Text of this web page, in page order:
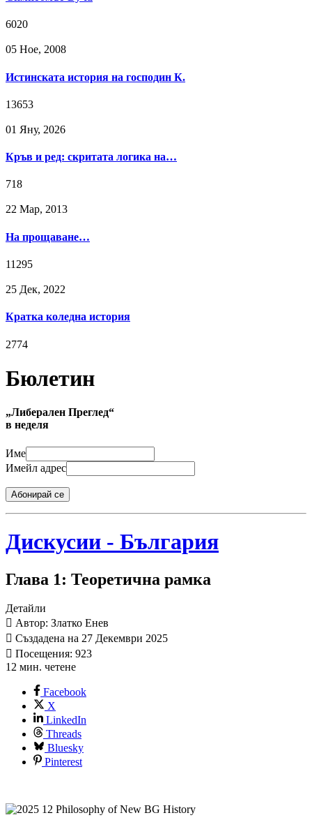
6020
05 Ное, 2008
Истинската история на господин К.
13653
01 Яну, 2026
Кръв и ред: скритата логика на…
718
22 Мар, 2013
На прощаване…
11295
25 Дек, 2022
Кратка коледна история
2774
Бюлетин
„Либерален Преглед“
в неделя
Име
Имейл адрес
Абонирай се
Дискусии - България
Глава 1: Теоретична рамка
Детайли
Автор: Златко Енев
Създадена на 27 Декември 2025
Посещения: 923
12 мин. четене
Facebook
X
LinkedIn
Threads
Bluesky
Pinterest